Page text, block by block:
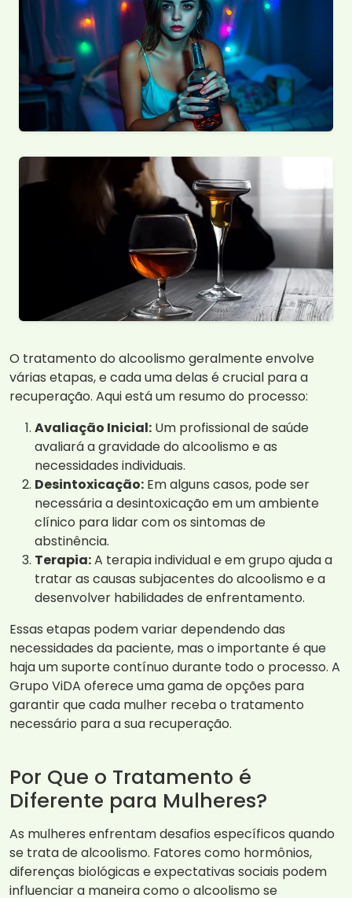
O tratamento do alcoolismo geralmente envolve
várias etapas, e cada uma delas é crucial para a
recuperação. Aqui está um resumo do processo:
Avaliação Inicial: Um profissional de saúde
avaliará a gravidade do alcoolismo e as
necessidades individuais.
Desintoxicação: Em alguns casos, pode ser
necessária a desintoxicação em um ambiente
clínico para lidar com os sintomas de
abstinência.
Terapia:A terapia individual e em grupo ajuda a
tratar as causas subjacentes do alcoolismo e a
desenvolver habilidades de enfrentamento.
Essas etapas podem variar dependendo das
necessidades da paciente, mas o importante é que
haja um suporte contínuo durante todo o processo. A
Grupo ViDA oferece uma gama de opções para
garantir que cada mulher receba o tratamento
necessário para a sua recuperação.
Por Que o Tratamento é
Diferente para Mulheres?
As mulheres enfrentam desafios específicos quando
se trata de alcoolismo. Fatores como hormônios,
diferenças biológicas e expectativas sociais podem
influenciar a maneira como o alcoolismo se